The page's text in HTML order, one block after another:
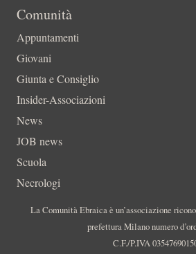
Comunità
Appuntamenti
Giovani
Giunta e Consiglio
Insider-Associazioni
News
JOB news
Scuola
Necrologi
La Comunità Ebraica è un’associazione
prefettura Milano numero
C.F./P.IVA